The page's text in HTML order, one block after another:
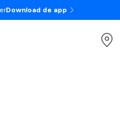
Download de app